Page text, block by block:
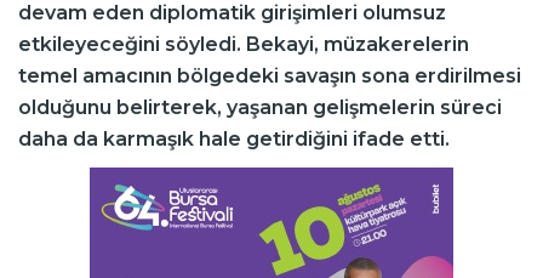
devam eden diplomatik girişimleri olumsuz
etkileyeceğini söyledi. Bekayi, müzakerelerin
temel amacının bölgedeki savaşın sona erdirilmesi
olduğunu belirterek, yaşanan gelişmelerin süreci
daha da karmaşık hale getirdiğini ifade etti.